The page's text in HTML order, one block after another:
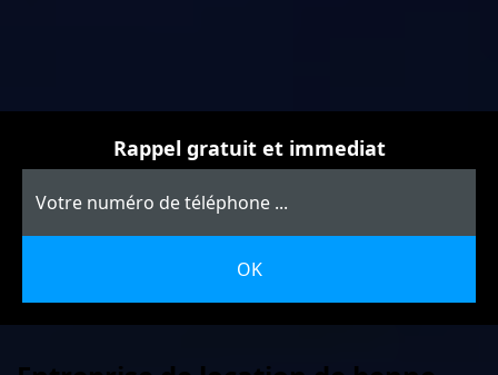
Rappel gratuit et immediat